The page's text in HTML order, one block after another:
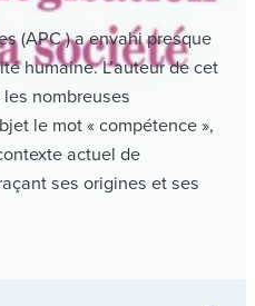
(APC ) a envahi presque
humaine. L’auteur de cet
nombreuses
le mot « compétence »,
actuel de
ses origines et ses